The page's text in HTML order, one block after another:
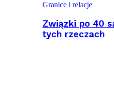
Granice i relacje
Związki po 40
tych rzeczach